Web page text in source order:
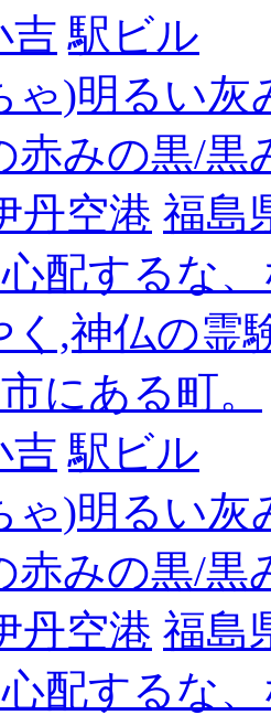
吉 駅ビル
ゃ)明るい灰
赤みの黒/黒
丹空港 福島
配するな
く,神仏の霊
にある町。
吉 駅ビル
ゃ)明るい灰
赤みの黒/黒
丹空港 福島
配するな